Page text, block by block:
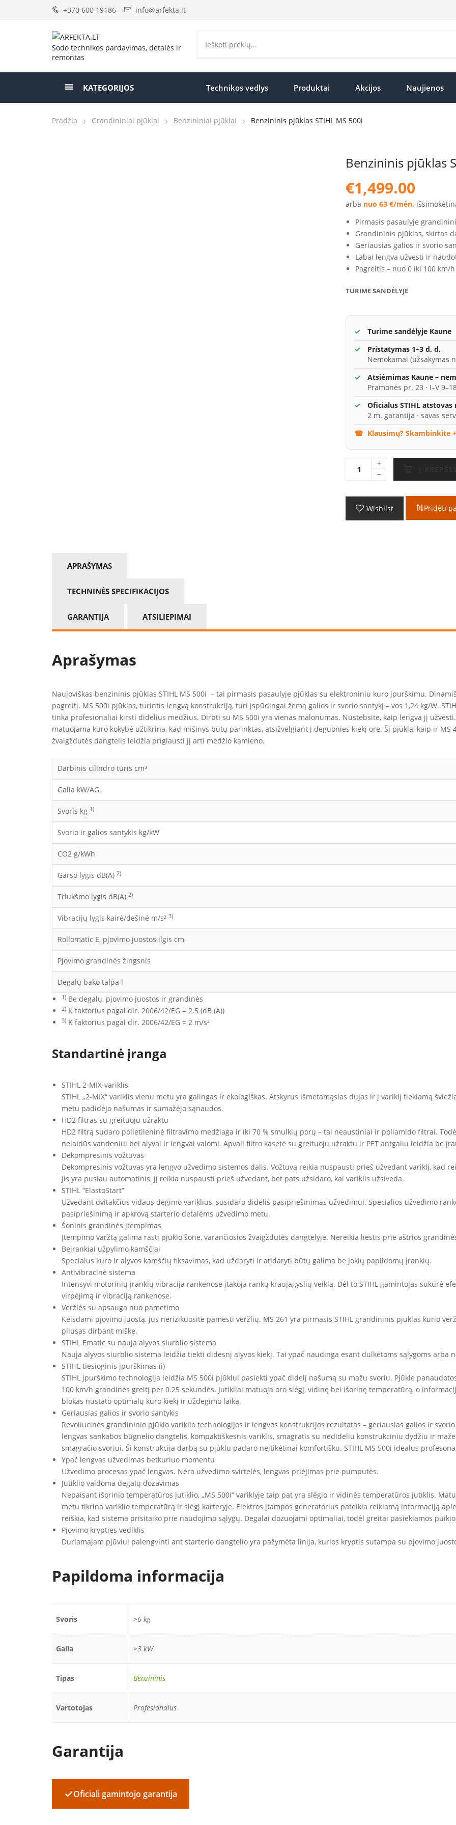
+370 600 19186 info@arfekta.lt
Sodo technikos pardavimas, detalės ir
remontas
KATEGORIJOS Technikos vedlys Produktai Akcijos Naujienos
Pradžia Grandininiai pjūklai Benzininiai pjūklai Benzininis pjūklas STIHL MS 500i
Benzininis pjūklas
€1,499.00
arba nuo 63 €/mėn.
Pirmasis pasaulyje
Grandininis pjūklas, skirtas
Geriausias galios ir svorio
Labai lengva užvesti ir
Pagreitis – nuo 0 iki 100 km/
TURIME SANDĖLYJE
Turime sandėlyje Kaune
Pristatymas 1–3 d. d.
Nemokamai (užsakymas
Atsiėmimas Kaune –
Pramonės pr. 23 · I–V
Oficialus STIHL atstovas
2 m. garantija · savas
Klausimų? Skambinkite
Wishlist Pridėti
APRAŠYMAS
TECHNINĖS SPECIFIKACIJOS
GARANTIJA ATSILIEPIMAI
Aprašymas
Naujoviškas benzininis pjūklas STIHL MS 500i – tai pirmasis pasaulyje pjūklas su elektroniniu kuro įpurškimu.
pagreitį. MS 500i pjūklas, turintis lengvą konstrukciją, turi įspūdingai žemą galios ir svorio santykį – vos 1,24 kg/W.
tinka profesionaliai kirsti didelius medžius. Dirbti su MS 500i yra vienas malonumas. Nustebsite, kaip lengva jį
matuojama kuro kokybė užtikrina, kad mišinys būtų parinktas, atsižvelgiant į deguonies kiekį ore. Šį pjūklą, kaip ir
žvaigždutės dangtelis leidžia priglausti jį arti medžio kamieno.
Darbinis cilindro tūris cm³
Galia kW/AG
Svoris kg 1)
Svorio ir galios santykis kg/kW
CO2 g/kWh
Garso lygis dB(A) 2)
Triukšmo lygis dB(A) 2)
Vibracijų lygis kairė/dešinė m/s² 3)
Rollomatic E, pjovimo juostos ilgis cm
Pjovimo grandinės žingsnis
Degalų bako talpa l
1)Be degalų, pjovimo juostos ir grandinės
2)K faktorius pagal dir. 2006/42/EG = 2.5 (dB (A))
3)K faktorius pagal dir. 2006/42/EG = 2 m/s²
Standartinė įranga
STIHL 2-MIX-variklis
STIHL „2-MIX“ variklis vienu metu yra galingas ir ekologiškas. Atskyrus išmetamąsias dujas ir į variklį tiekiamą
metu padidėjo našumas ir sumažėjo sąnaudos.
HD2 filtras su greituoju užraktu
HD2 filtrą sudaro polietileninė filtravimo medžiaga ir iki 70 % smulkių porų – tai neaustiniai ir poliamido filtrai.
nelaidūs vandeniui bei alyvai ir lengvai valomi. Apvali filtro kasetė su greituoju užraktu ir PET antgaliu leidžia be
Dekompresinis vožtuvas
Dekompresinis vožtuvas yra lengvo užvedimo sistemos dalis. Vožtuvą reikia nuspausti prieš užvedant variklį, kad
Jis yra pusiau automatinis, jį reikia nuspausti prieš užvedant, bet pats užsidaro, kai variklis užsiveda.
STIHL “ElastoStart”
Užvedant dvitakčius vidaus degimo variklius, susidaro didelis pasipriešinimas užvedimui. Specialios užvedimo
pasipriešinimą ir apkrovą starterio detalėms užvedimo metu.
Šoninis grandinės įtempimas
Įtempimo varžtą galima rasti pjūklo šone, varančiosios žvaigždutės dangtelyje. Nereikia liestis prie aštrios
Beįrankiai užpylimo kamščiai
Specialus kuro ir alyvos kamščių fiksavimas, kad uždaryti ir atidaryti būtų galima be jokių papildomų įrankių.
Antivibracinė sistema
Intensyvi motorinių įrankių vibracija rankenose įtakoja rankų kraujagyslių veiklą. Dėl to STIHL gamintojas sukūrė
virpėjimą ir vibraciją rankenose.
Veržlės su apsauga nuo pametimo
Keisdami pjovimo juostą, jūs nerizikuosite pamesti veržlių. MS 261 yra pirmasis STIHL grandininis pjūklas kurio
pliusas dirbant miške.
STIHL Ematic su nauja alyvos siurblio sistema
Nauja alyvos siurblio sistema leidžia tiekti didesnį alyvos kiekį. Tai ypač naudinga esant dulkėtoms sąlygoms arba
STIHL tiesioginis įpurškimas (i)
STIHL įpurškimo technologija leidžia MS 500i pjūklui pasiekti ypač didelį našumą su mažu svoriu. Pjūkle
100 km/h grandinės greitį per 0.25 sekundės. Jutikliai matuoja oro slėgį, vidinę bei išorinę temperatūrą, o
blokas nustato optimalų kuro kiekį ir uždegimo laiką.
Geriausias galios ir svorio santykis
Revoliucinės grandininio pjūklo variklio technologijos ir lengvos konstrukcijos rezultatas – geriausias galios ir
lengvas sankabos būgnelio dangtelis, kompaktiškesnis variklis, smagratis su nedideliu konstrukciniu dydžiu ir
smagračio svoriui. Ši konstrukcija darbą su pjūklu padaro neįtikėtinai komfortišku. STIHL MS 500i idealus
Ypač lengvas užvedimas betkuriuo momentu
Užvedimo procesas ypač lengvas. Nėra užvedimo svirtelės, lengvas priėjimas prie pumputės.
Jutiklio valdoma degalų dozavimas
Nepaisant išorinio temperatūros jutiklio, „MS 500i“ variklyje taip pat yra slėgio ir vidinės temperatūros jutiklis.
metu tikrina variklio temperatūrą ir slėgį karteryje. Elektros įtampos generatorius pateikia reikiamą informaciją
reiškia, kad sistema prisitaiko prie naudojimo sąlygų. Degalai dozuojami optimaliai, todėl greitai pasiekiamos
Pjovimo krypties vediklis
Duriamajam pjūviui palengvinti ant starterio dangtelio yra pažymėta linija, kurios kryptis sutampa su pjovimo
Papildoma informacija
Svoris >6 kg
Galia >3 kW
Tipas Benzininis
Vartotojas Profesionalus
Garantija
✓Oficiali gamintojo garantija